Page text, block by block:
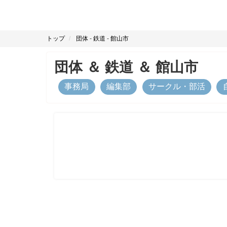
トップ 団体 - 鉄道 - 館山市
団体＆ 鉄道 ＆ 館山市
事務局 編集部 サークル・部活